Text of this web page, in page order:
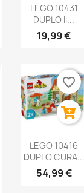
LEGO 10431
DUPLO Il...
19,99 €
LEGO 10416
DUPLO CURA...
54,99 €
favorite_border